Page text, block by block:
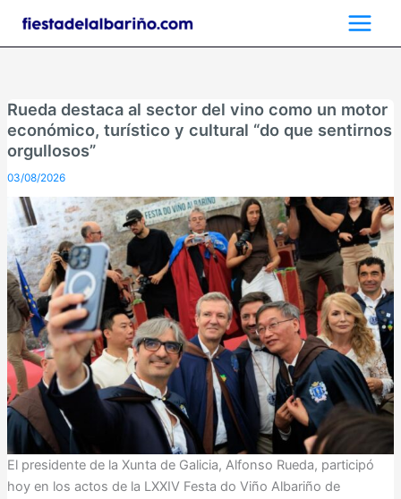
contenido
Rueda destaca al sector del vino como un motor
económico, turístico y cultural “do que sentirnos
orgullosos”
03/08/2026
El presidente de la Xunta de Galicia, Alfonso Rueda, participó
hoy en los actos de la LXXIV Festa do Viño Albariño de